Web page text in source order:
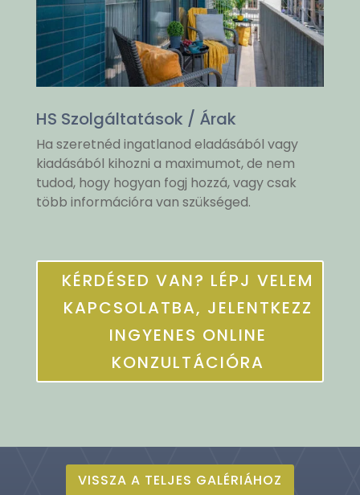
HS Szolgáltatások / Árak
Ha szeretnéd ingatlanod eladásából vagy
kiadásából kihozni a maximumot, de nem
tudod, hogy hogyan fogj hozzá, vagy csak
több információra van szükséged.
KÉRDÉSED VAN? LÉPJ VELEM
KAPCSOLATBA, JELENTKEZZ
INGYENES ONLINE
KONZULTÁCIÓRA
VISSZA A TELJES GALÉRIÁHOZ